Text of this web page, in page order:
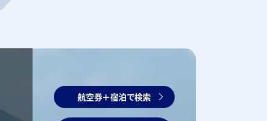
航空券＋宿泊で検索